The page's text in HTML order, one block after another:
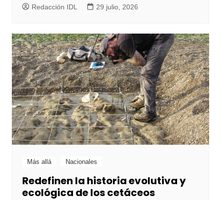
Redacción IDL 29 julio, 2026
Más allá Nacionales
Redefinen la historia evolutiva y
ecológica de los cetáceos